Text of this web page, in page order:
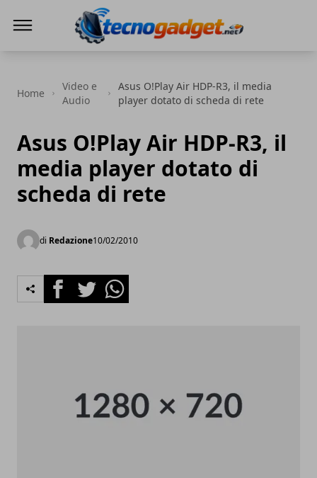
Home
Video e
Audio
Asus O!Play Air HDP-R3, il media
player dotato di scheda di rete
Asus O!Play Air HDP-R3, il
media player dotato di
scheda di rete
di Redazione10/02/2010
FacebookTwitterWhatsapp